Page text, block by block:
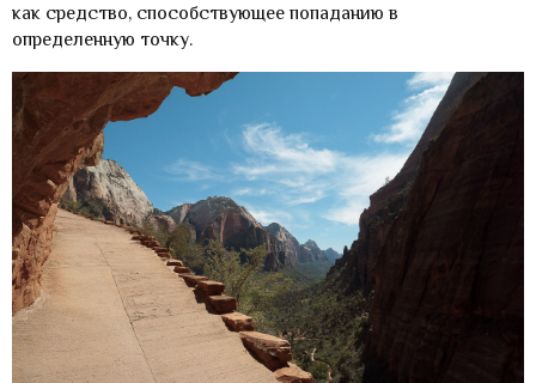
как средство, способствующее попаданию в
определенную точку.